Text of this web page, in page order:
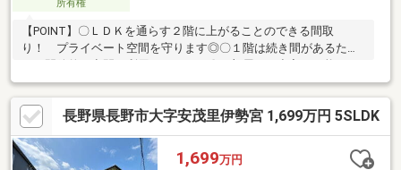
所有権
【POINT】〇ＬＤＫを通らす２階に上がることのできる間取
り！ プライベート空間を守ります◎〇１階は続き間があるた
ルコニー お洗濯物もしっかりと干せますね◎■【０１２０－７
０－３３７３】へお気軽にお問い合わせください☆■【ララハウ
ス 長野支店】で検索♪ 最新情報を毎日更新中です！ 弊社
ホームページをご利用くださいませ☆☆
長野県長野市大字安茂里伊勢宮 1,699万円 5SLDK
1,699万円